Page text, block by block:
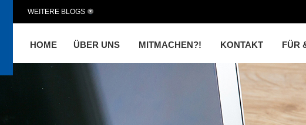
HOME ÜBER UNS MITMACHEN?! KONTAKT FÜR
WEITERE BLOGS